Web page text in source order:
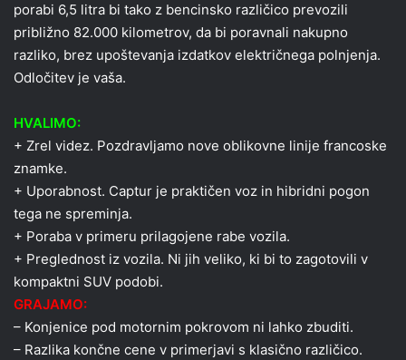
porabi 6,5 litra bi tako z bencinsko različico prevozili
približno 82.000 kilometrov, da bi poravnali nakupno
razliko, brez upoštevanja izdatkov električnega polnjenja.
Odločitev je vaša.
HVALIMO:
+ Zrel videz. Pozdravljamo nove oblikovne linije francoske
znamke.
+ Uporabnost. Captur je praktičen voz in hibridni pogon
tega ne spreminja.
+ Poraba v primeru prilagojene rabe vozila.
+ Preglednost iz vozila. Ni jih veliko, ki bi to zagotovili v
kompaktni SUV podobi.
GRAJAMO:
– Konjenice pod motornim pokrovom ni lahko zbuditi.
– Razlika končne cene v primerjavi s klasično različico.